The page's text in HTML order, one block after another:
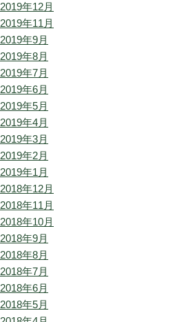
2019年12月
2019年11月
2019年9月
2019年8月
2019年7月
2019年6月
2019年5月
2019年4月
2019年3月
2019年2月
2019年1月
2018年12月
2018年11月
2018年10月
2018年9月
2018年8月
2018年7月
2018年6月
2018年5月